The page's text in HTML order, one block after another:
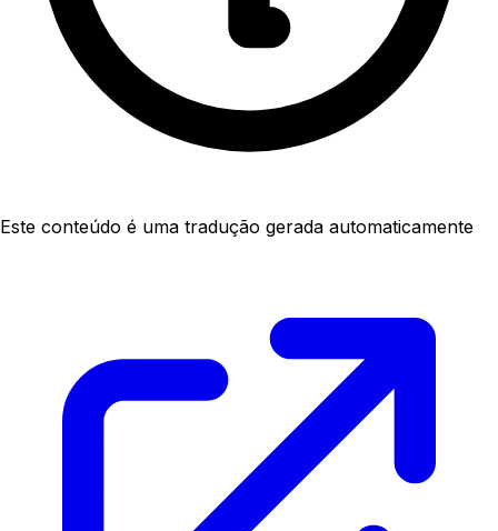
Este conteúdo é uma tradução gerada automaticamente